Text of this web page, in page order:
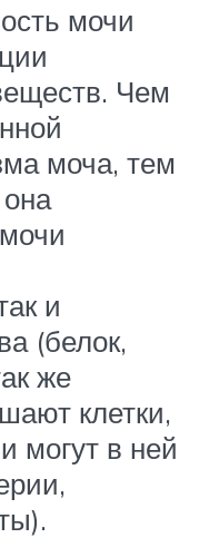
мочи
Чем
моча, тем
и
(белок,
же
клетки,
могут в ней